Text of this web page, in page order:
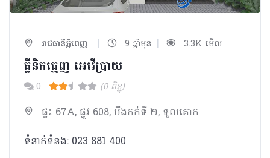
រាជធានីភ្នំពេញ | 9 ឆ្នាំមុន | 3.3K មើល
គ្លីនិកធ្មេញ អេវើប្រាយ
0 (0 ពិន្ទុ)
ផ្ទះ 67A, ផ្លូវ 608, បឹងកក់ទី ២, ទួលគោក
ទំនាក់ទំនង: 023 881 400